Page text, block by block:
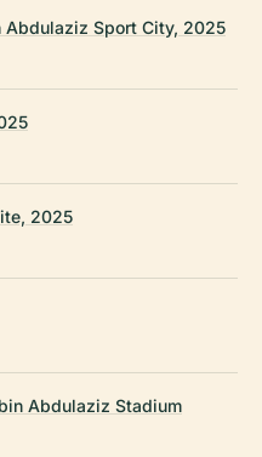
Abdulaziz Sport City, 2025
2025
Abdulaziz Stadium